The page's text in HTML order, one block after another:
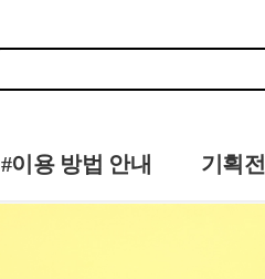
#이용 방법 안내 기획전